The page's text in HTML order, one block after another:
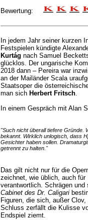
Bewertung:
In jedem Jahr seiner kurzen
Festspielen kündigte
Kurtág nach Samuel
glücklos. Der ungarische
2018 dann – Pereira war
an der Mailänder Scala
Staatsoper die
man sich Herbert Fritsch.
In einem Gespräch mit Alan
"Such nicht überall tiefere Gründe.
bekannt. Wirklich unlogisch, dass
Gesichter haben sollen.
getrennt zu halten."
Das gilt nicht nur für die
zeichnet, wie üblich, auch für
verantwortlich. Schrägen
Cabinet des Dr. Caligari
Figuren, die sich, außer
Schluss zerfällt die Kulisse
Endspiel ziemt.